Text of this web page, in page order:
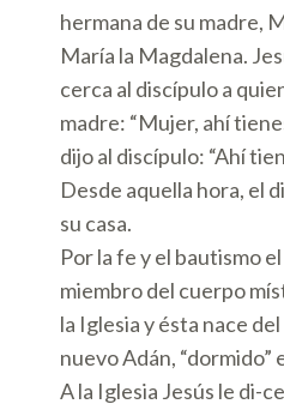
hermana de su madre,
María la Magdalena.
cerca al discípulo a
madre: “Mujer, ahí
dijo al discípulo: “Ahí
Desde aquella hora, el
su casa.
Por la fe y el bautismo
miembro del cuerpo
la Iglesia y ésta nace
nuevo Adán, “dormido”
A la Iglesia Jesús le di-